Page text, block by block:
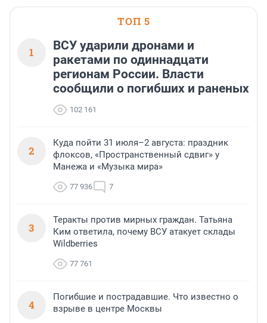
ТОП 5
1
ВСУ ударили дронами и
ракетами по одиннадцати
регионам России. Власти
сообщили о погибших и раненых
102 161
2
Куда пойти 31 июля–2 августа: праздник
флоксов, «Пространственный сдвиг» у
Манежа и «Музыка мира»
77 936 7
3
Теракты против мирных граждан. Татьяна
Ким ответила, почему ВСУ атакует склады
Wildberries
77 761
4
Погибшие и пострадавшие. Что известно о
взрыве в центре Москвы